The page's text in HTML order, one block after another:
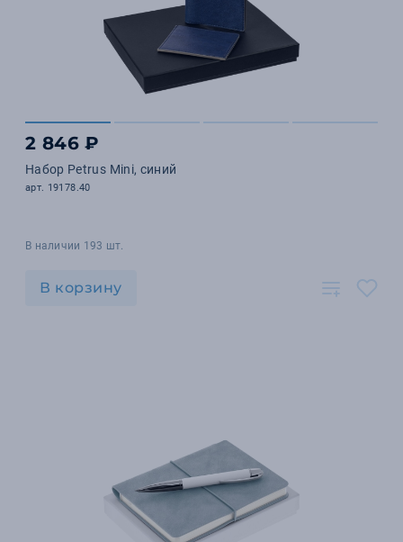
2 846 ₽
Набор Petrus Mini, синий
арт. 19178.40
В наличии 193 шт.
В корзину